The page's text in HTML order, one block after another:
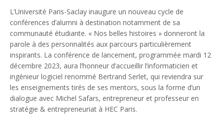
L’Université Paris-Saclay inaugure un nouveau cycle de
conférences d’alumni à destination notamment de sa
communauté étudiante. « Nos belles histoires » donneront la
parole à des personnalités aux parcours particulièrement
inspirants. La conférence de lancement, programmée mardi 12
décembre 2023, aura l’honneur d’accueillir l’informaticien et
ingénieur logiciel renommé Bertrand Serlet, qui reviendra sur
les enseignements tirés de ses mentors, sous la forme d’un
dialogue avec Michel Safars, entrepreneur et professeur en
stratégie & entrepreneuriat à HEC Paris.